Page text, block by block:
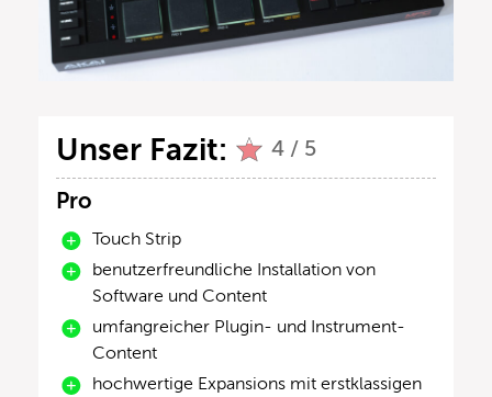
Unser Fazit: 4 / 5
Pro
Touch Strip
benutzerfreundliche Installation von
Software und Content
umfangreicher Plugin- und Instrument-
Content
hochwertige Expansions mit erstklassigen